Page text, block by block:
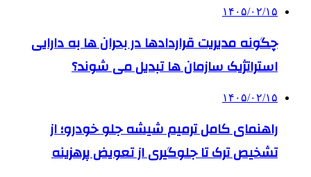
۱۴۰۵/۰۲/۱۵
چگونه مدیریت قراردادها در بحران ها به دارایی
استراتژیک سازمان ها تبدیل می شوند؟
۱۴۰۵/۰۲/۱۵
راهنمای کامل ترمیم شیشه جلو خودرو؛ از
تشخیص ترک تا جلوگیری از تعویض پرهزینه